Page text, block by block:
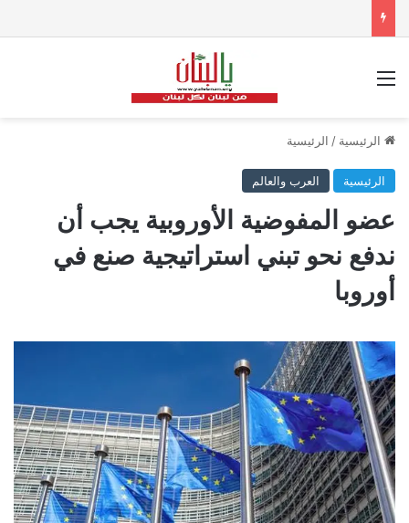
الرئيسية / الرئيسية
الرئيسية العرب والعالم
عضو المفوضية الأوروبية يجب أن
ندفع نحو تبني استراتيجية صنع في
أوروبا